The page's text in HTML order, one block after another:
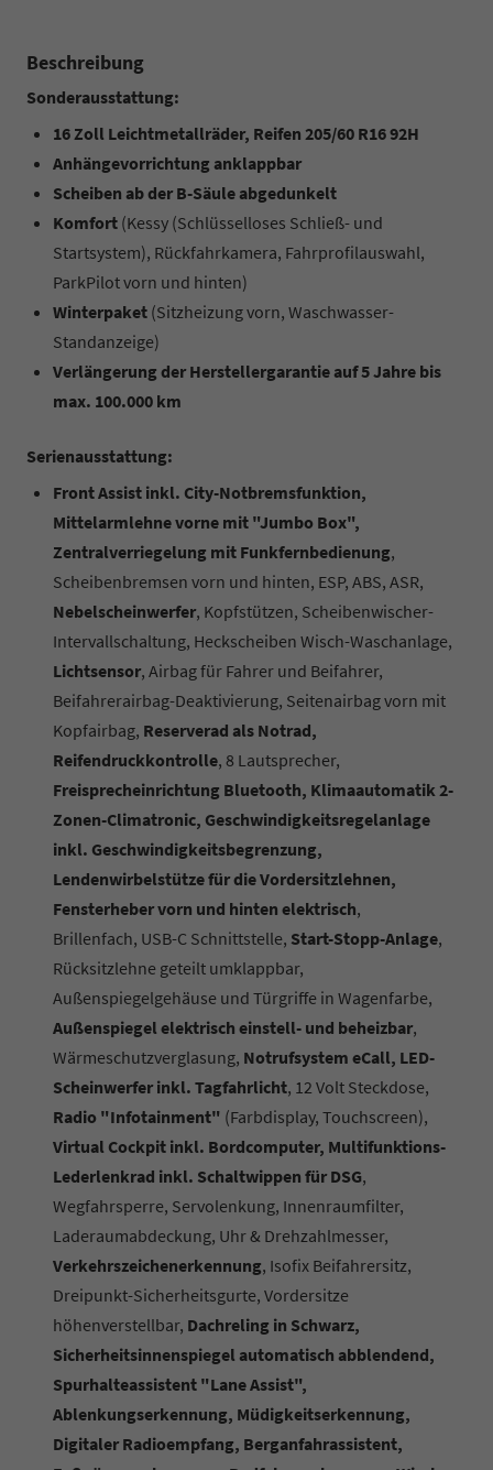
Beschreibung
Sonderausstattung:
16 Zoll Leichtmetallräder, Reifen 205/60 R16 92H
Anhängevorrichtung anklappbar
Scheiben ab der B-Säule abgedunkelt
Komfort (Kessy (Schlüsselloses Schließ- und
Startsystem), Rückfahrkamera, Fahrprofilauswahl,
ParkPilot vorn und hinten)
Winterpaket (Sitzheizung vorn, Waschwasser-
Standanzeige)
Verlängerung der Herstellergarantie auf 5 Jahre bis
max. 100.000 km
Serienausstattung:
Front Assist inkl. City-Notbremsfunktion,
Mittelarmlehne vorne mit "Jumbo Box",
Zentralverriegelung mit Funkfernbedienung,
Scheibenbremsen vorn und hinten, ESP, ABS, ASR,
Nebelscheinwerfer, Kopfstützen, Scheibenwischer-
Intervallschaltung, Heckscheiben Wisch-Waschanlage,
Lichtsensor, Airbag für Fahrer und Beifahrer,
Beifahrerairbag-Deaktivierung, Seitenairbag vorn mit
Kopfairbag, Reserverad als Notrad,
Reifendruckkontrolle, 8 Lautsprecher,
Freisprecheinrichtung Bluetooth, Klimaautomatik 2-
Zonen-Climatronic, Geschwindigkeitsregelanlage
inkl. Geschwindigkeitsbegrenzung,
Lendenwirbelstütze für die Vordersitzlehnen,
Fensterheber vorn und hinten elektrisch,
Brillenfach, USB-C Schnittstelle, Start-Stopp-Anlage,
Rücksitzlehne geteilt umklappbar,
Außenspiegelgehäuse und Türgriffe in Wagenfarbe,
Außenspiegel elektrisch einstell- und beheizbar,
Wärmeschutzverglasung, Notrufsystem eCall, LED-
Scheinwerfer inkl. Tagfahrlicht, 12 Volt Steckdose,
Radio "Infotainment" (Farbdisplay, Touchscreen),
Virtual Cockpit inkl. Bordcomputer, Multifunktions-
Lederlenkrad inkl. Schaltwippen für DSG,
Wegfahrsperre, Servolenkung, Innenraumfilter,
Laderaumabdeckung, Uhr & Drehzahlmesser,
Verkehrszeichenerkennung, Isofix Beifahrersitz,
Dreipunkt-Sicherheitsgurte, Vordersitze
höhenverstellbar, Dachreling in Schwarz,
Sicherheitsinnenspiegel automatisch abblendend,
Spurhalteassistent "Lane Assist",
Ablenkungserkennung, Müdigkeitserkennung,
Digitaler Radioempfang, Berganfahrassistent,